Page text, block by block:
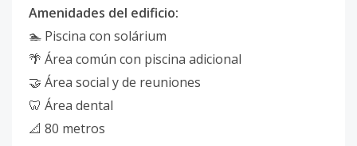
Amenidades del edificio:
🏊 Piscina con solárium
🌴 Área común con piscina adicional
🤝 Área social y de reuniones
🦷 Área dental
📐 80 metros